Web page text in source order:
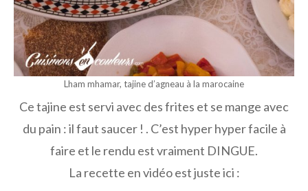
Lham mhamar, tajine d’agneau à la marocaine
Ce tajine est servi avec des frites et se mange avec
du pain : il faut saucer ! . C’est hyper hyper facile à
faire et le rendu est vraiment DINGUE.
La recette en vidéo est juste ici :